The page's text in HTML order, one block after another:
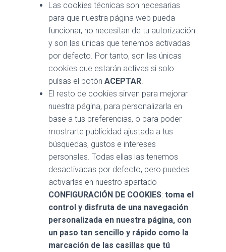
Las cookies técnicas son necesarias
para que nuestra página web pueda
funcionar, no necesitan de tu autorización
y son las únicas que tenemos activadas
por defecto. Por tanto, son las únicas
cookies que estarán activas si solo
pulsas el botón ACEPTAR.
El resto de cookies sirven para mejorar
nuestra página, para personalizarla en
base a tus preferencias, o para poder
mostrarte publicidad ajustada a tus
búsquedas, gustos e intereses
personales. Todas ellas las tenemos
desactivadas por defecto, pero puedes
activarlas en nuestro apartado
CONFIGURACIÓN DE COOKIES: toma el
control y disfruta de una navegación
personalizada en nuestra página, con
un paso tan sencillo y rápido como la
marcación de las casillas que tú